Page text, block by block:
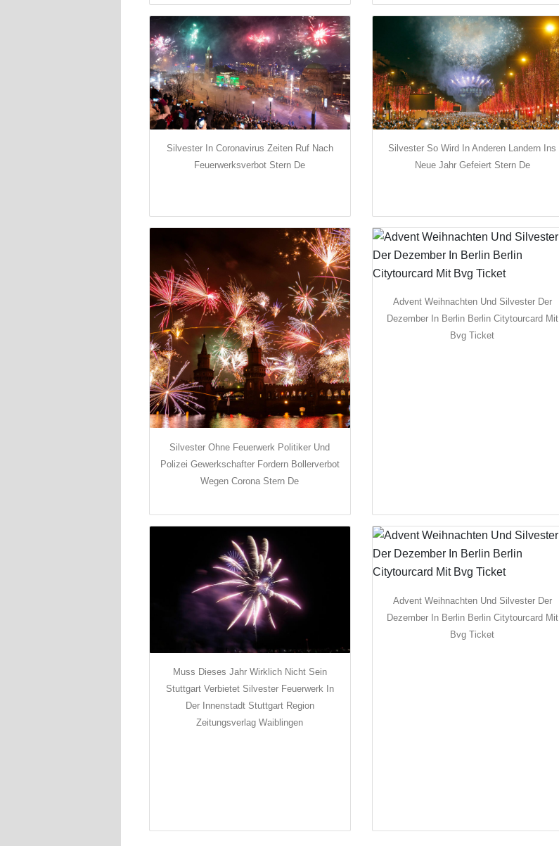
Silvester In Coronavirus Zeiten Ruf Nach
Feuerwerksverbot Stern De
Silvester So Wird In Anderen Landern Ins
Neue Jahr Gefeiert Stern De
Silvester Ohne Feuerwerk Politiker Und
Polizei Gewerkschafter Fordern Bollerverbot
Wegen Corona Stern De
Advent Weihnachten Und Silvester Der
Dezember In Berlin Berlin Citytourcard Mit
Bvg Ticket
Muss Dieses Jahr Wirklich Nicht Sein
Stuttgart Verbietet Silvester Feuerwerk In
Der Innenstadt Stuttgart Region
Zeitungsverlag Waiblingen
Advent Weihnachten Und Silvester Der
Dezember In Berlin Berlin Citytourcard Mit
Bvg Ticket